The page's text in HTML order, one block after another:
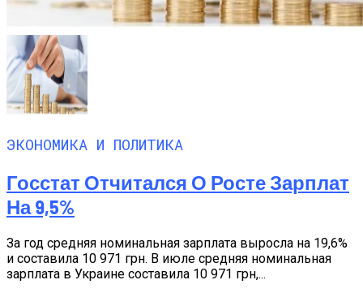
ЭКОНОМИКА И ПОЛИТИКА
Госстат Отчитался О Росте Зарплат
На 9,5%
За год средняя номинальная зарплата выросла на 19,6%
и составила 10 971 грн. В июле средняя номинальная
зарплата в Украине составила 10 971 грн,...